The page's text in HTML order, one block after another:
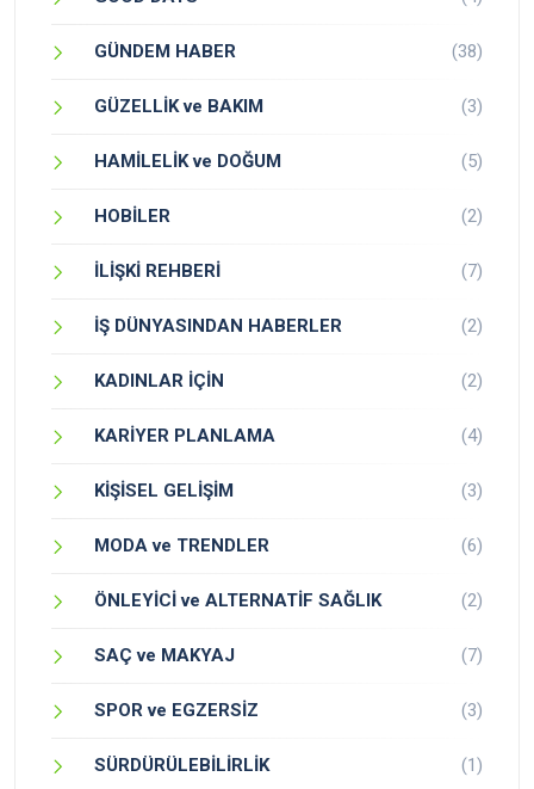
GÜNDEM HABER (38)
GÜZELLİK ve BAKIM (3)
HAMİLELİK ve DOĞUM (5)
HOBİLER (2)
İLİŞKİ REHBERİ (7)
İŞ DÜNYASINDAN HABERLER (2)
KADINLAR İÇİN (2)
KARİYER PLANLAMA (4)
KİŞİSEL GELİŞİM (3)
MODA ve TRENDLER (6)
ÖNLEYİCİ ve ALTERNATİF SAĞLIK (2)
SAÇ ve MAKYAJ (7)
SPOR ve EGZERSİZ (3)
SÜRDÜRÜLEBİLİRLİK (1)